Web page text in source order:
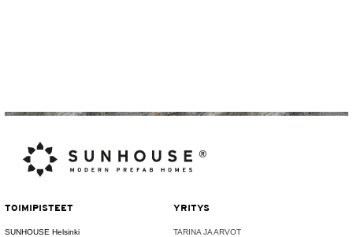
TOIMIPISTEET
SUNHOUSE Helsinki
YRITYS
TARINA JA ARVOT